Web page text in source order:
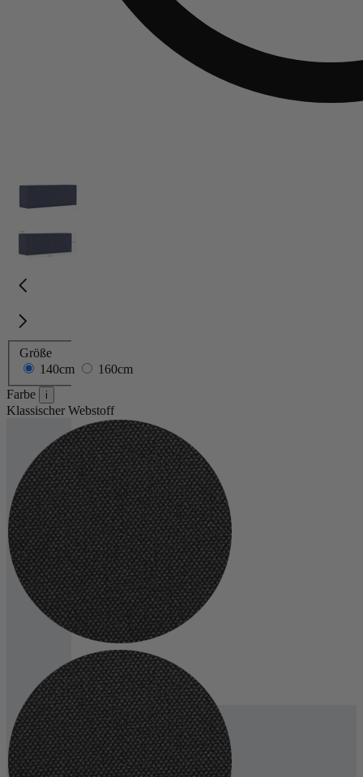
Extras
Betttruhe
Bewertungen
Größe
140cm
160cm
Farbe
i
Klassischer Webstoff